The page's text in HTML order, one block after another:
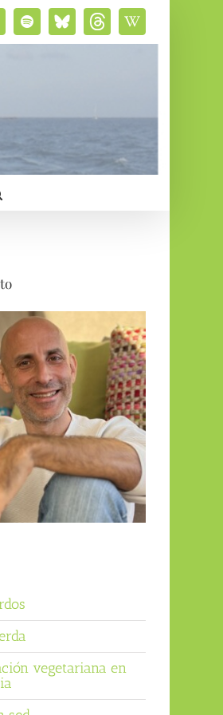
SpotifyBluesky
social
ThreadsWikipedia
vegetariana en